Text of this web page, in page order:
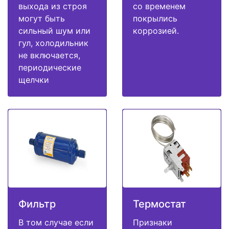
выхода из строя
могут быть
сильный шум или
гул, холодильник
не включается,
периодические
щелчки
со временем
покрылись
коррозией.
Фильтр
В том случае если
Термостат
Признаки